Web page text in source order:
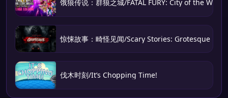
饿狼传说：群狼之城/FATAL FURY: City of the
惊悚故事：畸怪见闻/Scary Stories: Grotesque
伐木时刻/It’s Chopping Time!